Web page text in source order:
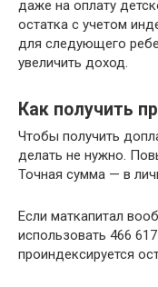
даже на оплату
остатка с учетом
для следующего
увеличить доход.
Как получить
Чтобы получить
делать не нужно.
Точная сумма — в
Если маткапитал
использовать 466
проиндексируется